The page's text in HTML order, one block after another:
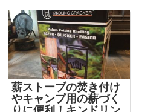
薪ストーブの焚き付け
やキャンプ用の薪づく